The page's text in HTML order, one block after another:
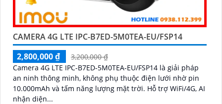
CAMERA 4G LTE IPC-B7ED-5M0TEA-EU/FSP14
2,800,000 ₫
3,200,000 ₫
Camera 4G LTE IPC-B7ED-5M0TEA-EU/FSP14 là giải pháp
an ninh thông minh, không phụ thuộc điện lưới nhờ pin
10.000mAh và tấm năng lượng mặt trời. Hỗ trợ WiFi/4G, AI
nhận diện...